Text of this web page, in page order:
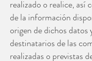
realizado o realice, así
de la información
origen de dichos datos
destinatarios de las
realizadas o previstas